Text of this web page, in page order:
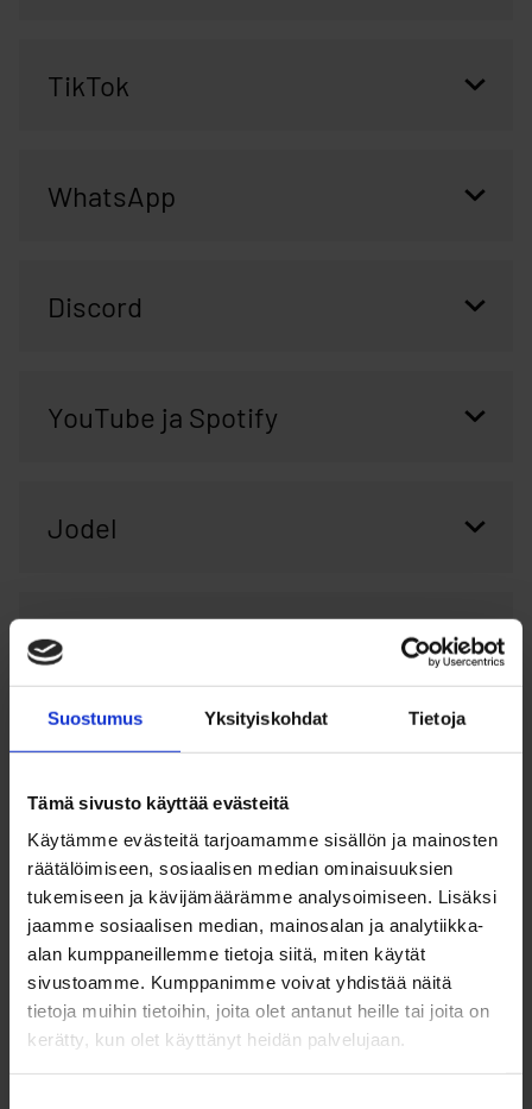
Suostumus Yksityiskohdat Tietoja
Tämä sivusto käyttää evästeitä
Käytämme evästeitä tarjoamamme sisällön ja mainosten
räätälöimiseen, sosiaalisen median ominaisuuksien
tukemiseen ja kävijämäärämme analysoimiseen. Lisäksi
jaamme sosiaalisen median, mainosalan ja analytiikka-
alan kumppaneillemme tietoja siitä, miten käytät
sivustoamme. Kumppanimme voivat yhdistää näitä
tietoja muihin tietoihin, joita olet antanut heille tai joita on
kerätty, kun olet käyttänyt heidän palvelujaan.
TikTok
WhatsApp
Discord
YouTube ja Spotify
Jodel
X (entinen Twitter)
Threads
Sosiaalisen median
haittapuolet
Valtaosa nuorista käyttää sosiaalista mediaa
päivittäin. Moni useita tunteja päivässä. Nuoret
käyttävät somea huomattavasti enemmän kuin